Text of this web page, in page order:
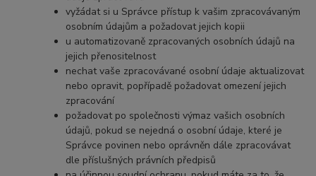
vyžádat si u Správce přístup k vašim zpracovávaným
osobním údajům a požadovat jejich kopii
u automatizovaně zpracovaných osobních údajů na
jejich přenositelnost
nechat vaše zpracovávané osobní údaje aktualizovat
nebo opravit, popřípadě požadovat omezení jejich
zpracování
požadovat po společnosti výmaz vašich osobních
údajů, pokud se nejedná o osobní údaje, které je
Správce povinen nebo oprávněn dále zpracovávat
dle příslušných právních předpisů